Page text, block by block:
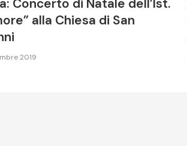
Concerto di Natale dell’Ist.
alla Chiesa di San
2019